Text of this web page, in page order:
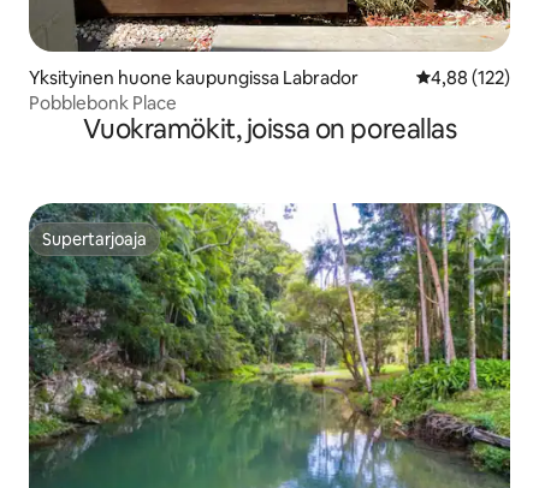
Yksityinen huone kaupungissa Labrador
4,88 (122)
Pobblebonk Place
Vuokramökit, joissa on poreallas
Supertarjoaja
Supertarjoaja